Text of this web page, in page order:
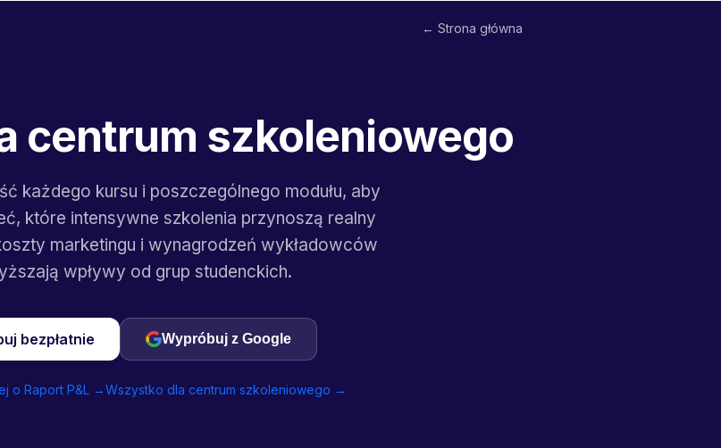
← Strona główna
centrum szkoleniowego
każdego kursu i poszczególnego modułu, aby
które intensywne szkolenia przynoszą realny
marketingu i wynagrodzeń wykładowców
wpływy od grup studenckich.
bezpłatnie Wypróbuj z Google
o Raport P&L →Wszystko dla centrum szkoleniowego →